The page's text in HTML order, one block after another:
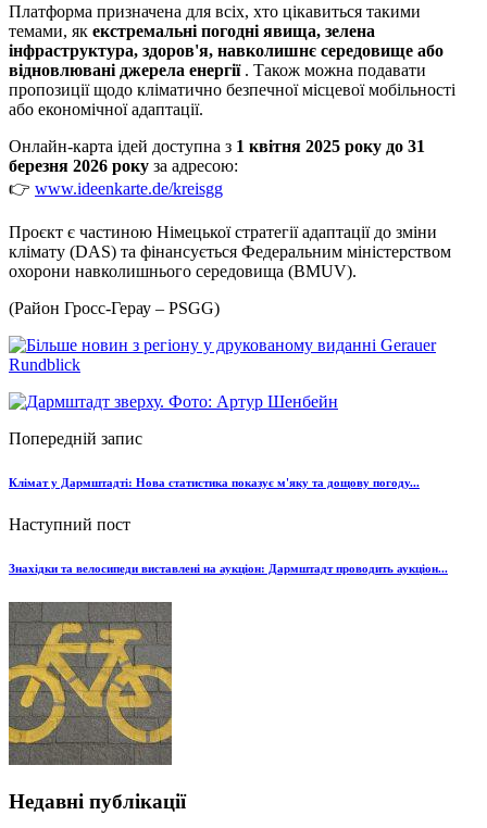
Платформа призначена для всіх, хто цікавиться такими
темами, як екстремальні погодні явища, зелена
інфраструктура, здоров'я, навколишнє середовище або
відновлювані джерела енергії. Також можна подавати
пропозиції щодо кліматично безпечної місцевої мобільності
або економічної адаптації.
Онлайн-карта ідей доступна з 1 квітня 2025 року до 31
березня 2026 року за адресою:
👉 www.ideenkarte.de/kreisgg
Проєкт є частиною Німецької стратегії адаптації до зміни
клімату (DAS) та фінансується Федеральним міністерством
охорони навколишнього середовища (BMUV).
(Район Гросс-Герау – PSGG)
Попередній запис
Клімат у Дармштадті: Нова статистика показує м'яку та дощову погоду...
Наступний пост
Знахідки та велосипеди виставлені на аукціон: Дармштадт проводить аукціон...
Недавні публікації